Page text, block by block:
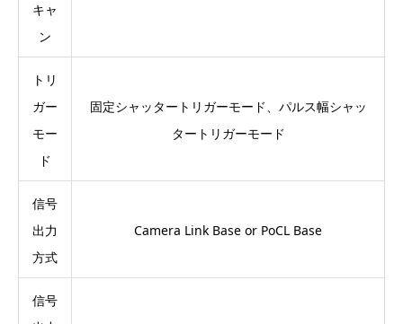
キャ
ン
トリ
ガー
モー
ド
固定シャッタートリガーモード、パルス幅シャッ
タートリガーモード
信号
出力
方式
Camera Link Base or PoCL Base
信号